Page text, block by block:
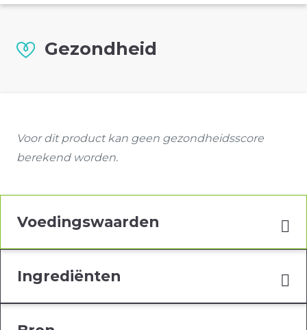
Gezondheid
Voor dit product kan geen gezondheidsscore
berekend worden.
Voedingswaarden
Ingrediënten